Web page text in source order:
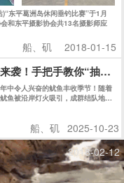
东平葛洲岛休闲垂钓比赛”于1月
和东平摄影协会共13名摄影师应
船、矶 2018-01-15
袭！手把手教你“抽鱿
中令人兴奋的鱿鱼丰收季节！随着
鱼被沿岸灯火吸引，成群结队地游
船、矶 2025-10-23
2018-02-12